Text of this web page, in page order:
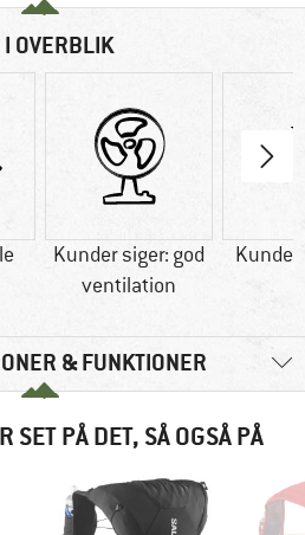
I OVERBLIK
Kunder siger: god
ventilation
Kunder
& FUNKTIONER
SET PÅ DET, SÅ OGSÅ PÅ